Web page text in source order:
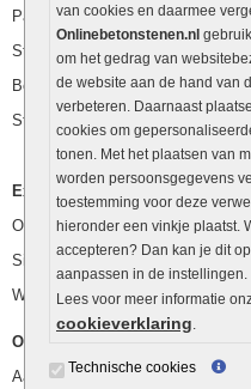
van cookies en daarmee
Onlinebetonstenen.nl
om het gedrag van
de website aan de hand van
verbeteren. Daarnaast
cookies om
tonen. Met het plaatsen van
worden persoonsgegevens
toestemming voor deze
hieronder een vinkje plaatst.
accepteren? Dan kan je dit
aanpassen in de instellingen.
Lees voor meer informatie
cookieverklaring.
Technische cookies
Palissaden
Stapelblokken
Betonblokken
Stapelstenen
Extra benodigdheden
Ophoogzand
Siergrind en siersplit
Waterafvoer
Overig
Aanbiedingen